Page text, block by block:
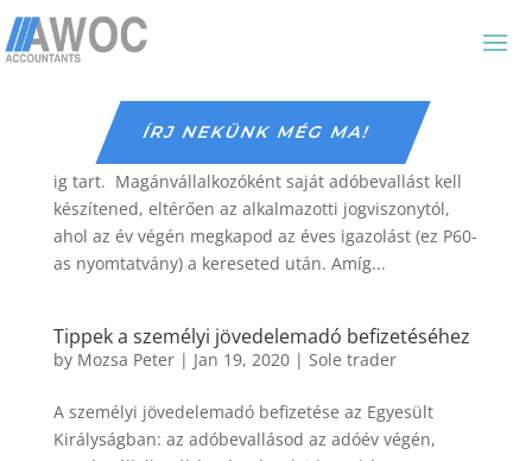
ÍRJ NEKÜNK MÉG MA!
Mozsa Peter|Nov 17, 2020|Sole trader
Az angliai adóév április 6-tól a következő év április 5-
ig tart. Magánvállalkozóként saját adóbevallást kell
készítened, eltérően az alkalmazotti jogviszonytól,
ahol az év végén megkapod az éves igazolást (ez P60-
as nyomtatvány) a kereseted után. Amíg...
Tippek a személyi jövedelemadó befizetéséhez
by Mozsa Peter| Jan 19, 2020| Sole trader
A személyi jövedelemadó befizetése az Egyesült
Királyságban: az adóbevallásod az adóév végén,